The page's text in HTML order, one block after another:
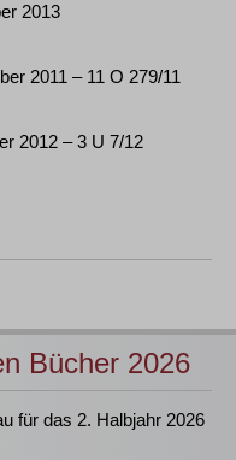
2013
2011 – 11 O 279/11
2012 – 3 U 7/12
Bücher 2026
für das 2. Halbjahr 2026